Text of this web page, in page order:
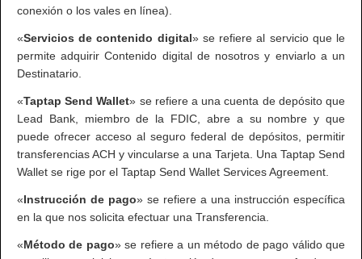
conexión o los vales en línea).
«Servicios de contenido digital» se refiere al servicio que le
permite adquirir Contenido digital de nosotros y enviarlo a un
Destinatario.
«Taptap Send Wallet» se refiere a una cuenta de depósito que
Lead Bank, miembro de la FDIC, abre a su nombre y que
puede ofrecer acceso al seguro federal de depósitos, permitir
transferencias ACH y vincularse a una Tarjeta. Una Taptap Send
Wallet se rige por el Taptap Send Wallet Services Agreement.
«Instrucción de pago» se refiere a una instrucción específica
en la que nos solicita efectuar una Transferencia.
«Método de pago» se refiere a un método de pago válido que